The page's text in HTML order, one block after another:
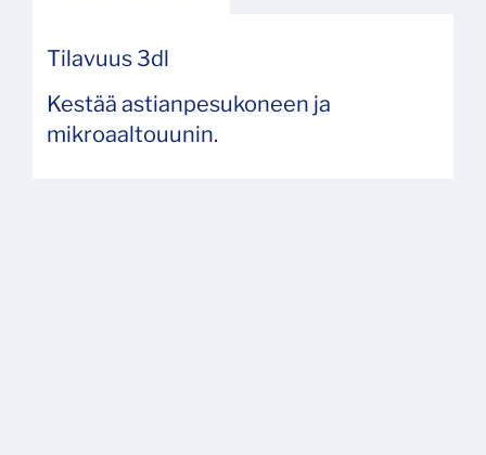
Tilavuus 3dl
Kestää astianpesukoneen ja
mikroaaltouunin.